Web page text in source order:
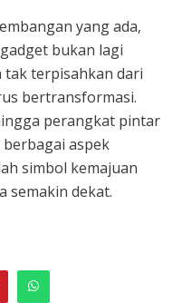
yang ada,
bukan lagi
tak terpisahkan dari
bertransformasi.
perangkat pintar
aspek
simbol kemajuan
semakin dekat.